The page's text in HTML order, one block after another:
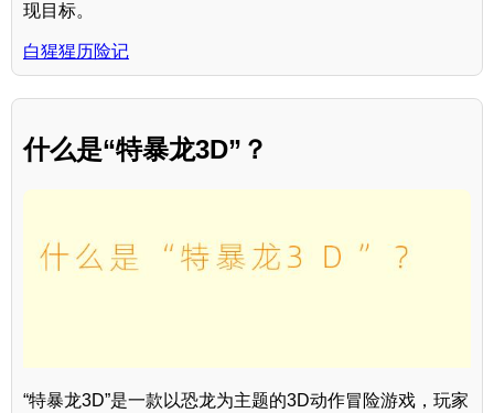
现目标。
白猩猩历险记
什么是“特暴龙3D”？
“特暴龙3D”是一款以恐龙为主题的3D动作冒险游戏，玩家